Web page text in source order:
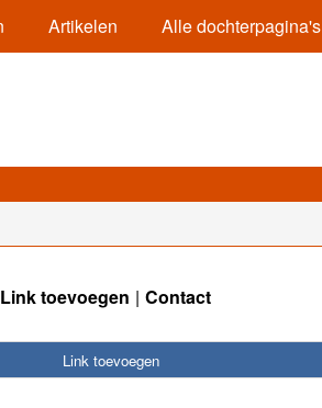
Artikelen Alle dochterpagina's
Link toevoegen Contact
Link toevoegen